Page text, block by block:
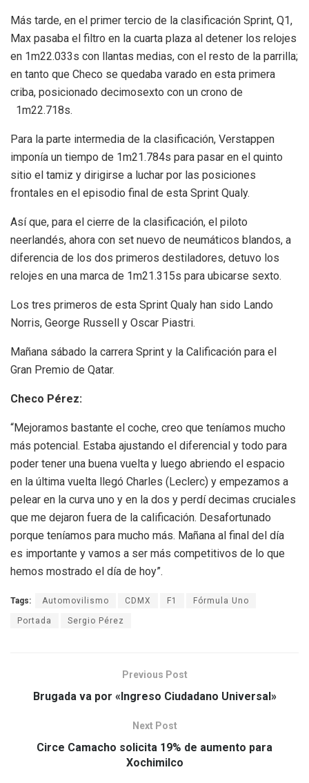
Más tarde, en el primer tercio de la clasificación Sprint, Q1,
Max pasaba el filtro en la cuarta plaza al detener los relojes
en 1m22.033s con llantas medias, con el resto de la parrilla;
en tanto que Checo se quedaba varado en esta primera
criba, posicionado decimosexto con un crono de
1m22.718s.
Para la parte intermedia de la clasificación, Verstappen
imponía un tiempo de 1m21.784s para pasar en el quinto
sitio el tamiz y dirigirse a luchar por las posiciones
frontales en el episodio final de esta Sprint Qualy.
Así que, para el cierre de la clasificación, el piloto
neerlandés, ahora con set nuevo de neumáticos blandos, a
diferencia de los dos primeros destiladores, detuvo los
relojes en una marca de 1m21.315s para ubicarse sexto.
Los tres primeros de esta Sprint Qualy han sido Lando
Norris, George Russell y Oscar Piastri.
Mañana sábado la carrera Sprint y la Calificación para el
Gran Premio de Qatar.
Checo Pérez:
“Mejoramos bastante el coche, creo que teníamos mucho
más potencial. Estaba ajustando el diferencial y todo para
poder tener una buena vuelta y luego abriendo el espacio
en la última vuelta llegó Charles (Leclerc) y empezamos a
pelear en la curva uno y en la dos y perdí decimas cruciales
que me dejaron fuera de la calificación. Desafortunado
porque teníamos para mucho más. Mañana al final del día
es importante y vamos a ser más competitivos de lo que
hemos mostrado el día de hoy”.
Tags: Automovilismo CDMX F1 Fórmula Uno
Portada Sergio Pérez
Previous Post
Brugada va por «Ingreso Ciudadano Universal»
Next Post
Circe Camacho solicita 19% de aumento para
Xochimilco